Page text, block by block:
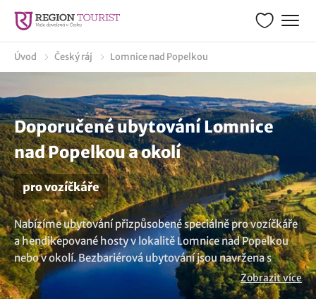
Úvod Český ráj Lomnice nad Popelkou
Doporučené ubytování Lomnice
nad Popelkou a okolí
pro vozíčkáře
Nabízíme ubytování přizpůsobené speciálně pro vozíčkáře
a hendikepované hosty v lokalitě Lomnice nad Popelkou
nebo v okolí. Bezbariérová ubytování jsou navržena s
ohledem na individuální potřeby hostů a jejich zdravotní
postižení. Ubytovací zařízení uvedená v seznamu zajišťují
Zobrazit více